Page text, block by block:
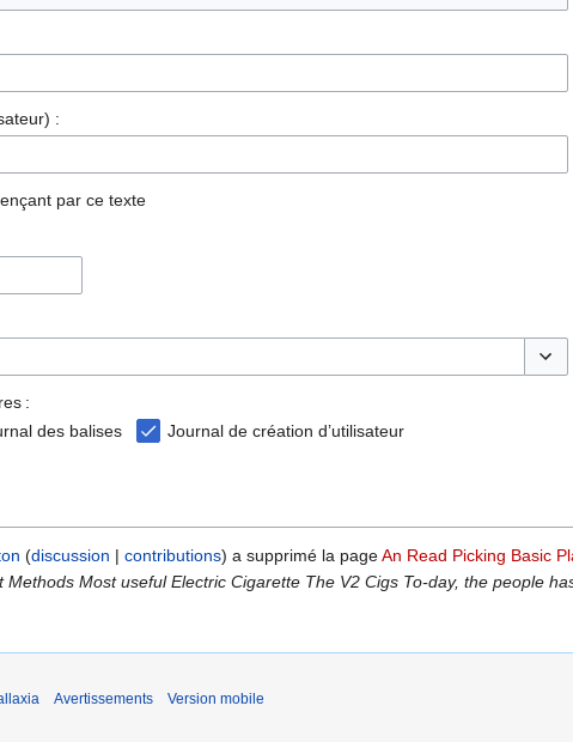
:
par ce texte
:
des balises Journal de création d’utilisateur
discussion contributions a supprimé la pageAn Read Picking Basic
Methods Most useful Electric Cigarette The V2 Cigs To-day, the people
Avertissements Version mobile